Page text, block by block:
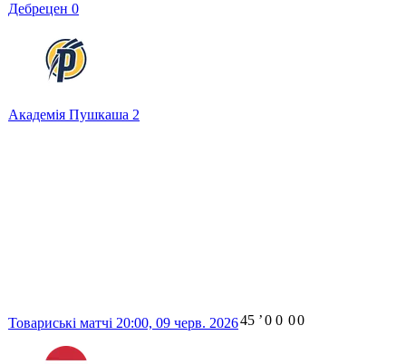
Дебрецен 0
Академія Пушкаша 2
Товариські матчі 20:00, 09 черв. 202645 ʼ0 0 00